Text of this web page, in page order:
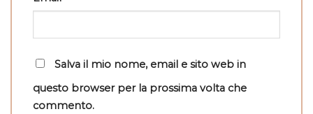
Salva il mio nome, email e sito web in
questo browser per la prossima volta che
commento.